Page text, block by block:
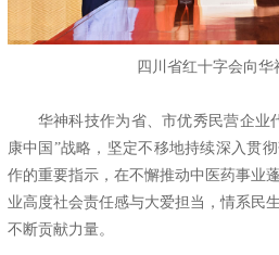
四川省红十字会向华
华神科技作为省、市优秀民营企业
康中国”战略，坚定不移地持续深入贯
作的重要指示，在不懈推动中医药事业
业高度社会责任感与大爱担当，情系民
不断贡献力量。